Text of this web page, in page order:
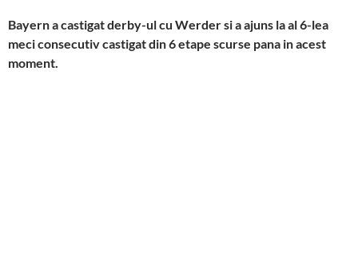
Bayern a castigat derby-ul cu Werder si a ajuns la al 6-lea
meci consecutiv castigat din 6 etape scurse pana in acest
moment.